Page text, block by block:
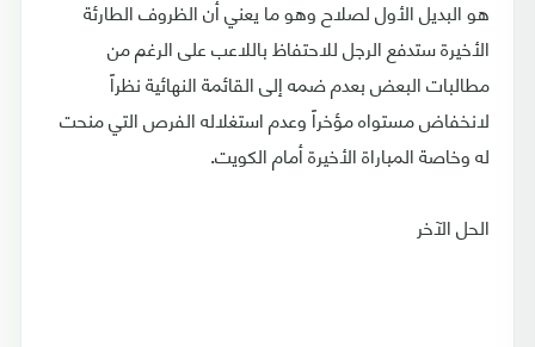
هو البديل الأول لصلاح وهو ما يعني أن الظروف الطارئة
الأخيرة ستدفع الرجل للاحتفاظ باللاعب على الرغم من
مطالبات البعض بعدم ضمه إلى القائمة النهائية نظراً
لانخفاض مستواه مؤخراً وعدم استغلاله الفرص التي منحت
له وخاصة المباراة الأخيرة أمام الكويت.
الحل الآخر